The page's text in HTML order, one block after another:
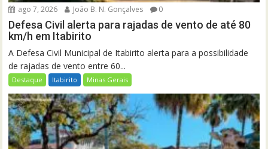
ago 7, 2026 João B. N. Gonçalves 0
Defesa Civil alerta para rajadas de vento de até 80
km/h em Itabirito
A Defesa Civil Municipal de Itabirito alerta para a possibilidade
de rajadas de vento entre 60...
Destaque Itabirito Minas Gerais